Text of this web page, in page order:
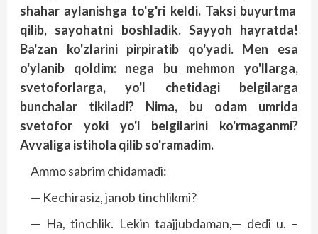
shahar aylanishga to'g'ri keldi. Taksi buyurtma
qilib, sayo­hatni boshladik. Sayyoh hayratda!
Ba'zan ko'zlarini pirpiratib qo'yadi. Men esa
o'ylanib qoldim: nega bu mehmon yo'llarga,
svetoforlarga, yo'l chetidagi belgilarga
bunchalar tikiladi? Nima, bu odam umrida
svetofor yoki yo'l belgilarini ko'rmaganmi?
Avvaliga istihola qilib so'ramadim.
Ammo sabrim chidamadi:
— Kechirasiz, janob tinchlikmi?
— Ha, tinchlik. Lekin taajjubdaman,— dedi u. –